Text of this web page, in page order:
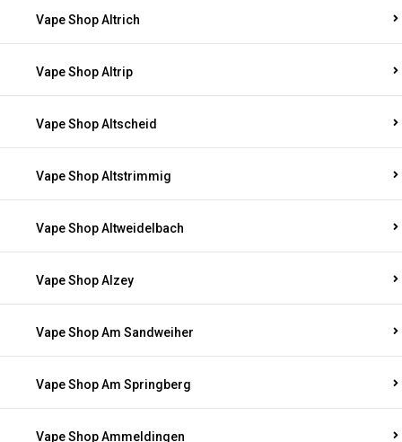
Vape Shop Altrich
Vape Shop Altrip
Vape Shop Altscheid
Vape Shop Altstrimmig
Vape Shop Altweidelbach
Vape Shop Alzey
Vape Shop Am Sandweiher
Vape Shop Am Springberg
Vape Shop Ammeldingen